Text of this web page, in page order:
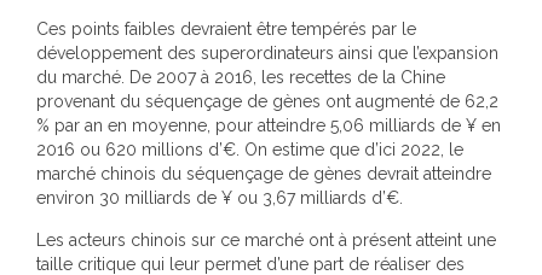
Ces points faibles devraient être tempérés par le
développement des superordinateurs ainsi que l’expansion
du marché. De 2007 à 2016, les recettes de la Chine
provenant du séquençage de gènes ont augmenté de 62,2
% par an en moyenne, pour atteindre 5,06 milliards de ¥ en
2016 ou 620 millions d’€. On estime que d’ici 2022, le
marché chinois du séquençage de gènes devrait atteindre
environ 30 milliards de ¥ ou 3,67 milliards d’€.
Les acteurs chinois sur ce marché ont à présent atteint une
taille critique qui leur permet d’une part de réaliser des